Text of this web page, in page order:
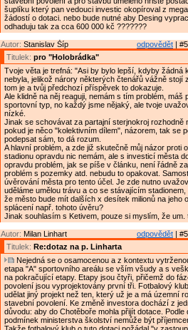
šuplíku který pan vedouci investic okopíroval z
žádostí o dotaci. nebo bude nutné aby Desing
odhaduju tak za cca 600 000 kč ???????
odpovědět |
Autor: Stanislav Šíp
Titulek: pro "Holobrádka"
Tvoje věta je trefná: "Asi by bylo lepší, kdyby žádná
nebyla, jelikož nárory některých čtenářů vážně stojí
tom je a tvůj předchozí příspěvek to dokazuje.
Ale klidně na něj reaguji, nemám s tím problém, máš
sportovní typ, no každý jsme nějaký, ale tvoje
nízké.
Jinak se schovávat za partajní sterjnokroj rozhodně
pokud je něco "kolektivním dílem", názorem, tak se
podepsat sám, to dá rozum.
A hlavní problém, a zde již skutečně můj názor proti
stadionu opravdu nic nemám, ale s investicí města
opravdu problém, jak se píše v článku, není řádně
problém s pozemky atd. nebudu to opakovat.
úvěrování města pro tento účel. Je zde nutno
uděláme umělou trávu a co se stávajícím
že město bude mít dalších x desítek milionů na jeho
splácení např. tohoto úvěru?
Jinak souhlasím s Ketivem, pouze si myslím, že
odpovědět |
Autor: Milan Linhart
Titulek: Re:dotaz na p. Linharta
Nejedná se o osamocenou a z kontextu
etapa "A" sportovního areálu se vším všudy a s
na pokračující etapy. Etapy jsou čtyři, přičemž do
povolení jsou vyprojektovány první tři. Fotbalový
udělat jiný projekt než ten, který už je a má územní
stavební povolení. Ke změně investora dochází z
důvodu: aby do Chotěboře mohla přijít dotace. Podle
podmínek ministerstva školství nemůže být